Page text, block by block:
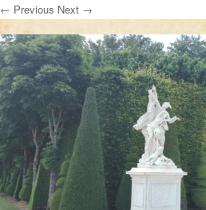
← Previous Next →